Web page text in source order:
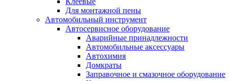
Для монтажной пены
Автомобильный инструмент
Автосервисное оборудование
Аварийные принадлежности
Автомобильные аксессуары
Автохимия
Домкраты
Заправочное и смазочное оборудование